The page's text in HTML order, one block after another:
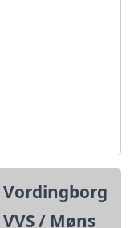
Vordingborg
/ Møns